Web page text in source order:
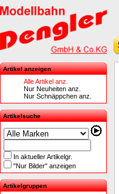
Artikel anzeigen
Alle Artikel anz.
Nur Neuheiten anz.
Nur Schnäppchen anz.
Artikelsuche
In aktueller Artikelgr.
"Nur Bilder" anzeigen
Artikelgruppen